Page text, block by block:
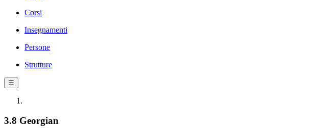
Corsi
Insegnamenti
Persone
Strutture
☰
3.8 Georgian